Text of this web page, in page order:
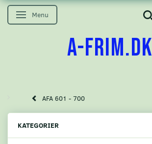
Skifte navigation
Menu
A-FRIM.DK
AFA 601 - 700
KATEGORIER